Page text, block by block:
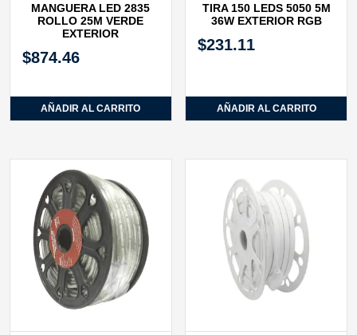
MANGUERA LED 2835
ROLLO 25M VERDE
EXTERIOR
$874.46
AÑADIR AL CARRITO
TIRA 150 LEDS 5050 5M
36W EXTERIOR RGB
$231.11
AÑADIR AL CARRITO